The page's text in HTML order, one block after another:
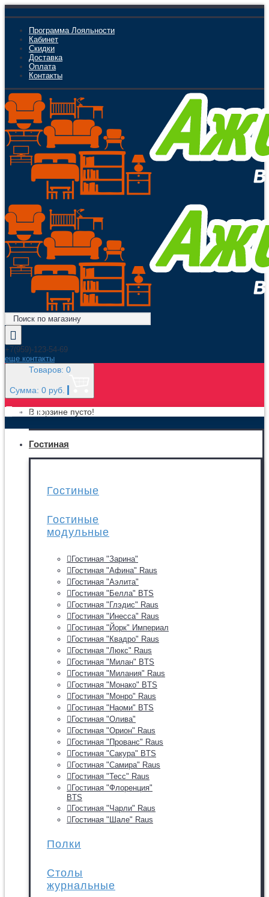
Программа Лояльности
Кабинет
Скидки
Доставка
Оплата
Контакты
+7(959)-123-54-69
еще контакты
Товаров: 0
Сумма: 0 руб.
В корзине пусто!
МЕНЮ
Гостиная
Гостиные
Гостиные
модульные
Гостиная "Зарина"
Гостиная "Афина" Raus
Гостиная "Аэлита"
Гостиная "Белла" BTS
Гостиная "Глэдис" Raus
Гостиная "Инесса" Raus
Гостиная "Йорк" Империал
Гостиная "Квадро" Raus
Гостиная "Люкс" Raus
Гостиная "Милан" BTS
Гостиная "Милания" Raus
Гостиная "Монако" BTS
Гостиная "Монро" Raus
Гостиная "Наоми" BTS
Гостиная "Олива"
Гостиная "Орион" Raus
Гостиная "Прованс" Raus
Гостиная "Сакура" BTS
Гостиная "Самира" Raus
Гостиная "Тесс" Raus
Гостиная "Флоренция"
BTS
Гостиная "Чарли" Raus
Гостиная "Шале" Raus
Полки
Столы
журнальные